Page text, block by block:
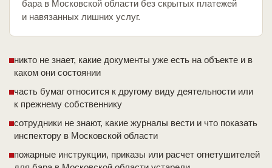
бара в Московской области без скрытых платежей
и навязанных лишних услуг.
никто не знает, какие документы уже есть на объекте и в
каком они состоянии
часть бумаг относится к другому виду деятельности или
к прежнему собственнику
сотрудники не знают, какие журналы вести и что показать
инспектору в Московской области
пожарные инструкции, приказы или расчет огнетушителей